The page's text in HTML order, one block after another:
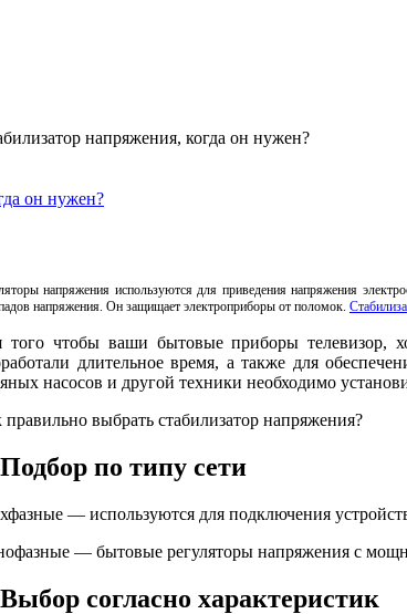
напряжения, когда он нужен?
он нужен?
напряжения используются для приведения напряжения
напряжения. Он защищает электроприборы от поломок.
того чтобы ваши бытовые приборы телевизор,
длительное время, а также для
насосов и другой техники необходимо
правильно выбрать стабилизатор напряжения?
по типу сети
— используются для подключения
— бытовые регуляторы напряжения с
согласно характеристик